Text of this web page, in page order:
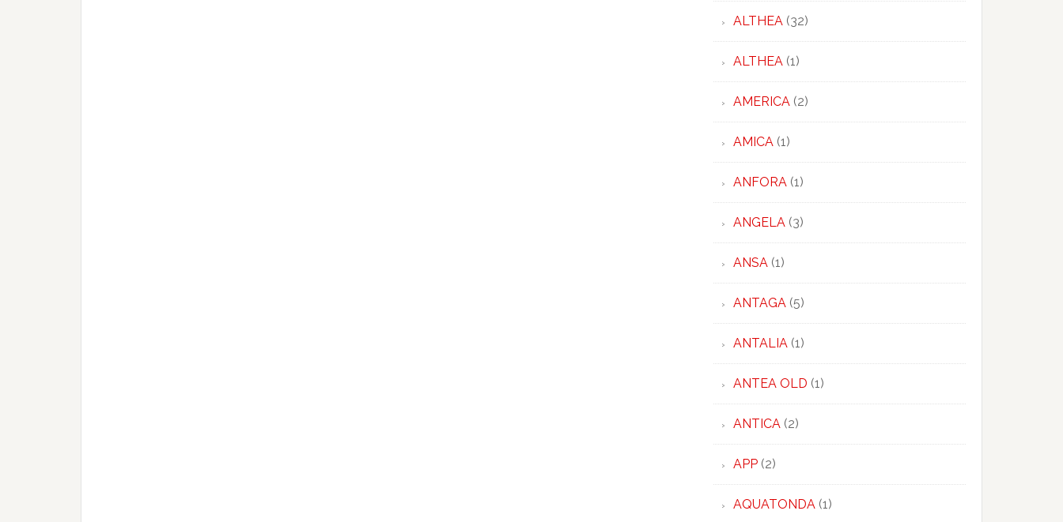
ALTHEA (32)
ALTHEA (1)
AMERICA (2)
AMICA (1)
ANFORA (1)
ANGELA (3)
ANSA (1)
ANTAGA (5)
ANTALIA (1)
ANTEA OLD (1)
ANTICA (2)
APP (2)
AQUATONDA (1)